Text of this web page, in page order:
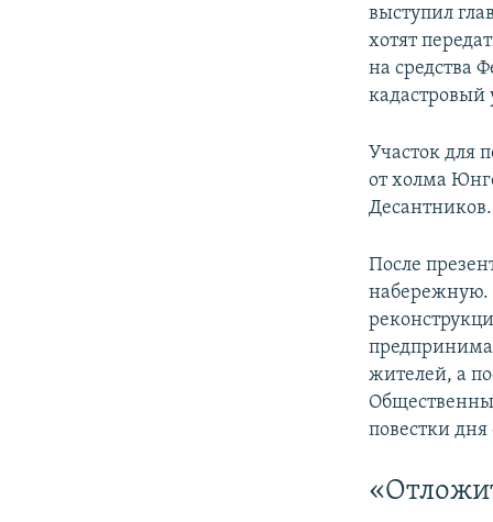
выступил
хотят
на средства
кадастровый
Участок для
от холма
Десантников.
После
набережную.
жителей, а
повестки дня